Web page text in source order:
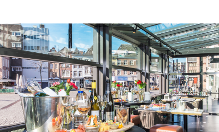
7 dagen per week beschikbaar
10+ miljoen leden